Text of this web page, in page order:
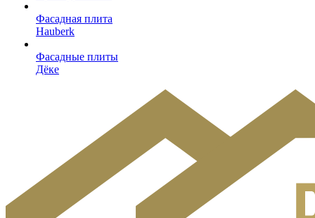
Фасадная плита
Hauberk
Фасадные плиты
Дёке